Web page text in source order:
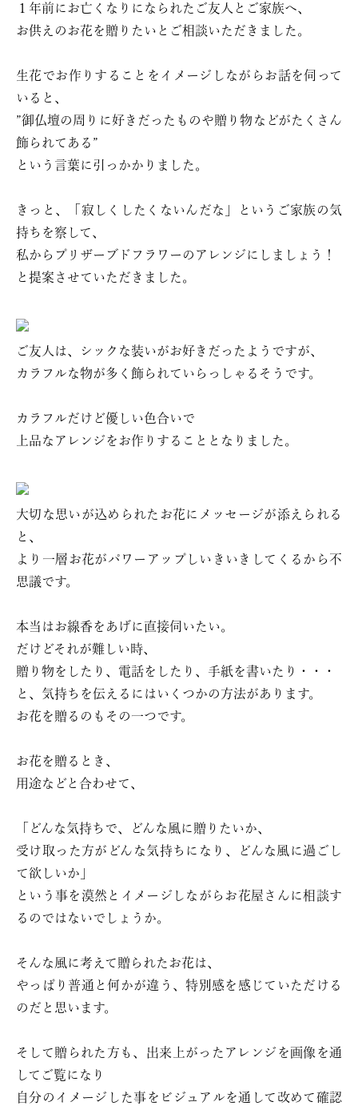
１年前にお亡くなりになられたご友人とご家族へ、
お供えのお花を贈りたいとご相談いただきました。
生花でお作りすることをイメージしながらお話を伺って
いると、
”御仏壇の周りに好きだったものや贈り物などがたくさん
飾られてある”
という言葉に引っかかりました。
きっと、「寂しくしたくないんだな」というご家族の気
持ちを察して、
私からプリザーブドフラワーのアレンジにしましょう！
と提案させていただきました。
ご友人は、シックな装いがお好きだったようですが、
カラフルな物が多く飾られていらっしゃるそうです。
カラフルだけど優しい色合いで
上品なアレンジをお作りすることとなりました。
大切な思いが込められたお花にメッセージが添えられる
と、
より一層お花がパワーアップしいきいきしてくるから不
思議です。
本当はお線香をあげに直接伺いたい。
だけどそれが難しい時、
贈り物をしたり、電話をしたり、手紙を書いたり・・・
と、気持ちを伝えるにはいくつかの方法があります。
お花を贈るのもその一つです。
お花を贈るとき、
用途などと合わせて、
「どんな気持ちで、どんな風に贈りたいか、
受け取った方がどんな気持ちになり、どんな風に過ごし
て欲しいか」
という事を漠然とイメージしながらお花屋さんに相談す
るのではないでしょうか。
そんな風に考えて贈られたお花は、
やっぱり普通と何かが違う、特別感を感じていただける
のだと思います。
そして贈られた方も、出来上がったアレンジを画像を通
してご覧になり
自分のイメージした事をビジュアルを通して改めて確認